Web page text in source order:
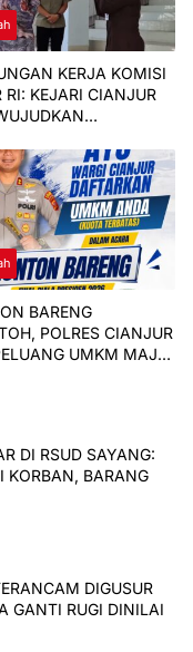
KERJA KOMISI
RI: KEJARI CIANJUR
BARENG
POLRES CIANJUR
UMKM MAJU
DI RSUD SAYANG:
KORBAN, BARANG
DIGUSUR
GANTI RUGI DINILAI